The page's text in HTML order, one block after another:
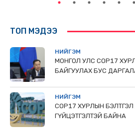
ТОП МЭДЭЭ
НИЙГЭМ
МОНГОЛ УЛС СОР17
БАЙГУУЛАХ БУС
НИЙГЭМ
COP17 ХУРЛЫН
ГҮЙЦЭТГЭЛТЭЙ БАЙНА